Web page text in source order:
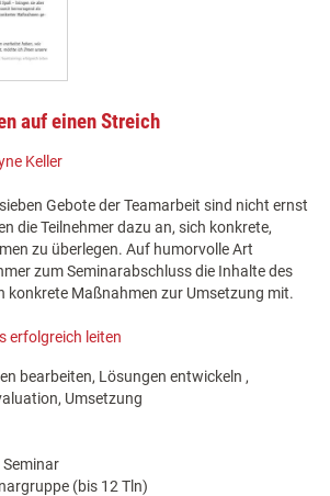
auf einen Streich
Keller
Gebote der Teamarbeit sind nicht ernst
die Teilnehmer dazu an, sich konkrete,
zu überlegen. Auf humorvolle Art
zum Seminarabschluss die Inhalte des
konkrete Maßnahmen zur Umsetzung mit.
erfolgreich leiten
bearbeiten, Lösungen entwickeln ,
Umsetzung
Seminar
(bis 12 Tln)